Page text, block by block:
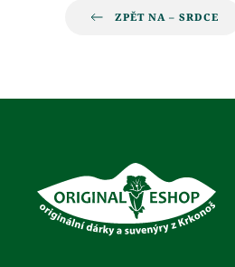
ZPĚT NA – SRDCE